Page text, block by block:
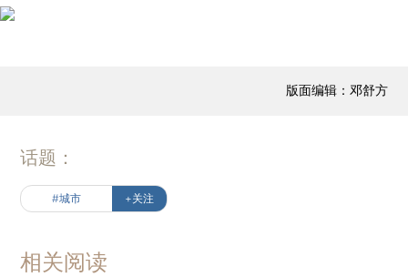
版面编辑：邓舒方
话题：
#城市 +关注
相关阅读